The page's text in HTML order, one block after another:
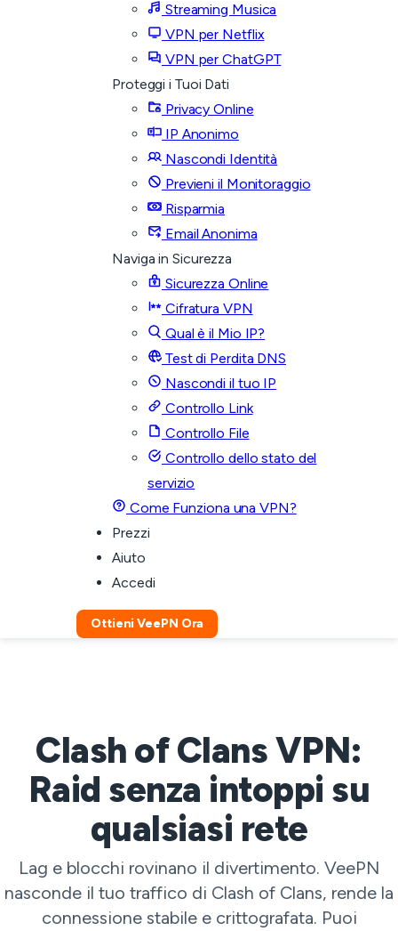
Streaming Musica
VPN per Netflix
VPN per ChatGPT
Proteggi i Tuoi Dati
Privacy Online
IP Anonimo
Nascondi Identità
Previeni il Monitoraggio
Risparmia
Email Anonima
Naviga in Sicurezza
Sicurezza Online
Cifratura VPN
Qual è il Mio IP?
Test di Perdita DNS
Nascondi il tuo IP
Controllo Link
Controllo File
Controllo dello stato del
servizio
Come Funziona una VPN?
Prezzi
Aiuto
Accedi
Ottieni VeePN Ora
Clash of Clans VPN:
Raid senza intoppi su
qualsiasi rete
Lag e blocchi rovinano il divertimento. VeePN
nasconde il tuo traffico di Clash of Clans, rende la
connessione stabile e crittografata. Puoi